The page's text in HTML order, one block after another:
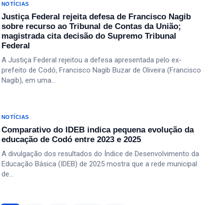
NOTÍCIAS
Justiça Federal rejeita defesa de Francisco Nagib
sobre recurso ao Tribunal de Contas da União;
magistrada cita decisão do Supremo Tribunal
Federal
A Justiça Federal rejeitou a defesa apresentada pelo ex-
prefeito de Codó, Francisco Nagib Buzar de Oliveira (Francisco
Nagib), em uma…
NOTÍCIAS
Comparativo do IDEB indica pequena evolução da
educação de Codó entre 2023 e 2025
A divulgação dos resultados do Índice de Desenvolvimento da
Educação Básica (IDEB) de 2025 mostra que a rede municipal
de…